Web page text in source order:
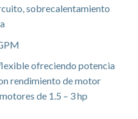
sobrecalentamiento
ofreciendo potencia
rendimiento de motor
de 1.5 – 3 hp